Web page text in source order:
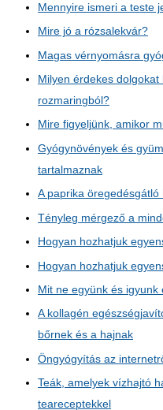
Mennyire ismeri a teste
Mire jó a rózsalekvár?
Magas vérnyomásra
Milyen érdekes
rozmaringból?
Mire figyeljünk, amikor
Gyógynövények és
tartalmaznak
A paprika
Tényleg mérgező a
Hogyan hozhatjuk
Hogyan hozhatjuk
Mit ne együnk és igyunk
A kollagén
bőrnek és a hajnak
Öngyógyítás az
Teák, amelyek vízhajtó
teareceptekkel